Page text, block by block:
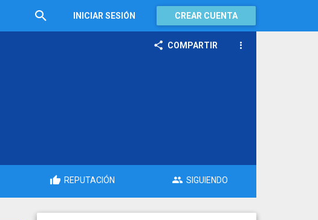
INICIAR SESIÓN CREAR CUENTA
COMPARTIR
REPUTACIÓN SIGUIENDO